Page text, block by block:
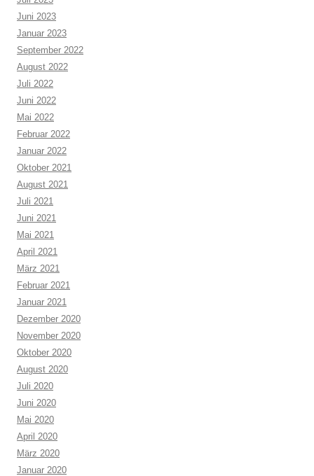
Juni 2023
Januar 2023
September 2022
August 2022
Juli 2022
Juni 2022
Mai 2022
Februar 2022
Januar 2022
Oktober 2021
August 2021
Juli 2021
Juni 2021
Mai 2021
April 2021
März 2021
Februar 2021
Januar 2021
Dezember 2020
November 2020
Oktober 2020
August 2020
Juli 2020
Juni 2020
Mai 2020
April 2020
März 2020
Januar 2020